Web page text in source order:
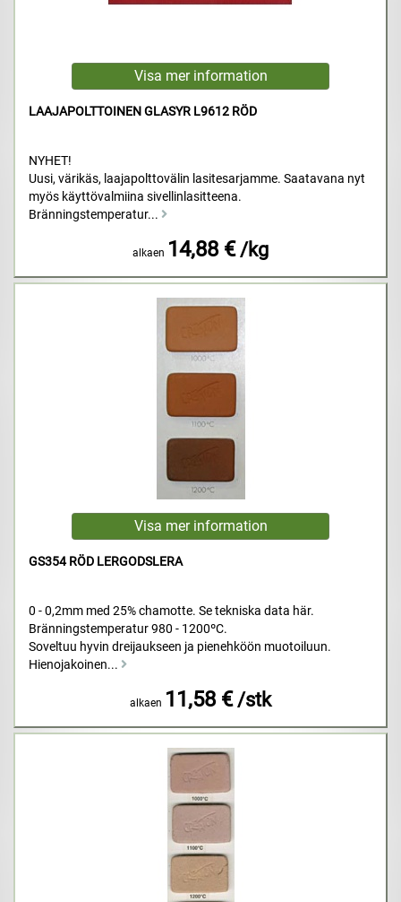
LAAJAPOLTTOINEN GLASYR L9612 RÖD
NYHET!
Uusi, värikäs, laajapolttovälin lasitesarjamme. Saatavana nyt
myös käyttövalmiina sivellinlasitteena.
Bränningstemperatur...
alkaen 14,88 € /kg
GS354 RÖD LERGODSLERA
0 - 0,2mm med 25% chamotte. Se tekniska data här.
Bränningstemperatur 980 - 1200ºC.
Soveltuu hyvin dreijaukseen ja pienehköön muotoiluun.
Hienojakoinen...
alkaen 11,58 € /stk